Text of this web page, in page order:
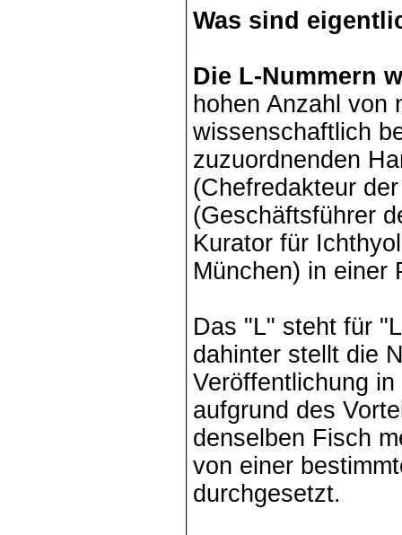
Was sind
Die L-Nummern
hohen Anzahl von
wissenschaftlich
zuzuordnenden
(Chefredakteur
(Geschäftsführer
Kurator für
München) in einer
Das "L" steht für
dahinter stellt die
Veröffentlichung
aufgrund des
denselben Fisch
von einer
durchgesetzt.